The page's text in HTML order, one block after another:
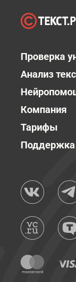
Проверка
Анализ
Компания
Тарифы
Поддержка